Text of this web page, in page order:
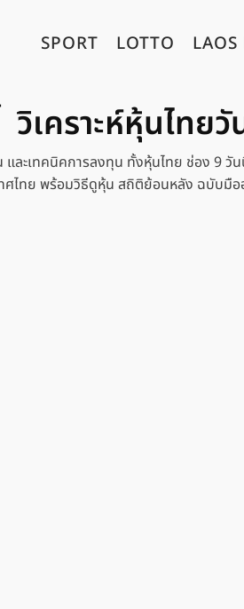
SPORT LOTTO
เคราะห์หุ้นไทย
และเทคนิคการลงทุน ทั้งหุ้นไทย ช่อง 9
ศไทย พร้อมวิธีดูหุ้น สถิติย้อนหลัง ฉบับมื